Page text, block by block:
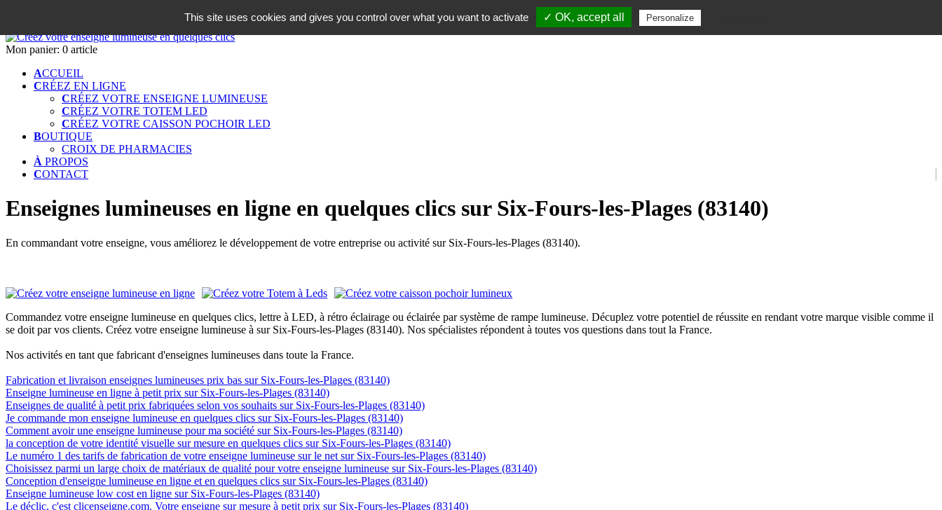
Mon panier: 0 article
ACCUEIL
CRÉEZ EN LIGNE
CRÉEZ VOTRE ENSEIGNE LUMINEUSE
CRÉEZ VOTRE TOTEM LED
CRÉEZ VOTRE CAISSON POCHOIR LED
BOUTIQUE
CROIX DE PHARMACIES
À PROPOS
CONTACT
Enseignes lumineuses en ligne en quelques clics sur Six-Fours-les-Plages (83140)
En commandant votre enseigne, vous améliorez le développement de votre entreprise ou activité sur Six-Fours-les-Plages (83140).
Commandez votre enseigne lumineuse en quelques clics, lettre à LED, à rétro éclairage ou éclairée par système de rampe lumineuse. Décuplez votre potentiel de réussite en rendant votre marque visible comme il
se doit par vos clients. Créez votre enseigne lumineuse à sur Six-Fours-les-Plages (83140). Nos spécialistes répondent à toutes vos questions dans tout la France.
Nos activités en tant que fabricant d'enseignes lumineuses dans toute la France.
Fabrication et livraison enseignes lumineuses prix bas sur Six-Fours-les-Plages (83140)
Enseigne lumineuse en ligne à petit prix sur Six-Fours-les-Plages (83140)
Enseignes de qualité à petit prix fabriquées selon vos souhaits sur Six-Fours-les-Plages (83140)
Je commande mon enseigne lumineuse en quelques clics sur Six-Fours-les-Plages (83140)
Comment avoir une enseigne lumineuse pour ma société sur Six-Fours-les-Plages (83140)
la conception de votre identité visuelle sur mesure en quelques clics sur Six-Fours-les-Plages (83140)
Le numéro 1 des tarifs de fabrication de votre enseigne lumineuse sur le net sur Six-Fours-les-Plages (83140)
Choisissez parmi un large choix de matériaux de qualité pour votre enseigne lumineuse sur Six-Fours-les-Plages (83140)
Conception d'enseigne lumineuse en ligne et en quelques clics sur Six-Fours-les-Plages (83140)
Enseigne lumineuse low cost en ligne sur Six-Fours-les-Plages (83140)
Le déclic, c'est clicenseigne.com. Votre enseigne sur mesure à petit prix sur Six-Fours-les-Plages (83140)
This site uses cookies and gives you control over what you want to activate ✓ OK, accept all Personalize